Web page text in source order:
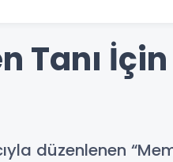
Tanı İçin
düzenlenen